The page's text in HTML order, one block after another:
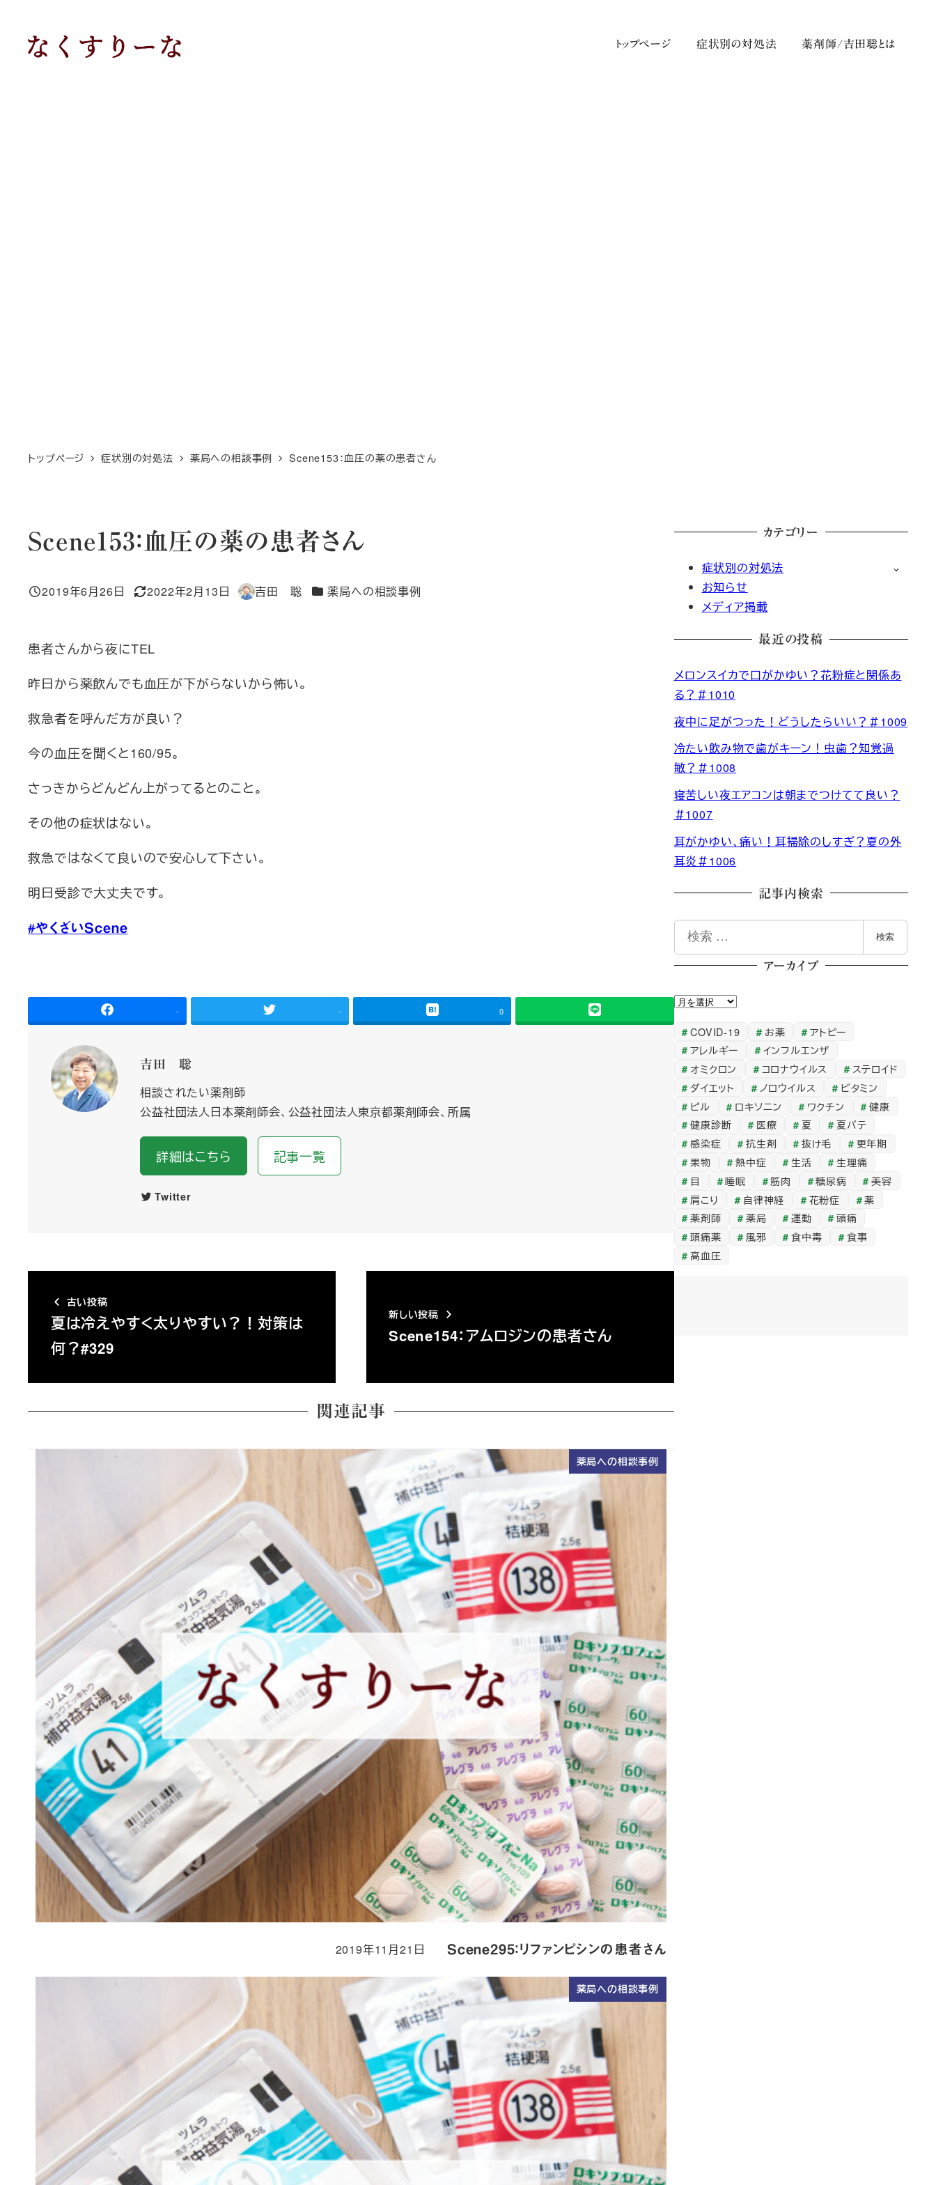
トップページ 症状別の対処法 薬剤師/吉田聡とは
トップページ 症状別の対処法 薬局への相談事例 Scene153：血圧の薬の患者さん
Scene153：血圧の薬の患者さん
投稿日
2019年6月26日
更新日
2022年2月13日
著
吉田 聡 カテゴリー
薬局への相談事例
患者さんから夜にTEL
昨日から薬飲んでも血圧が下がらないから怖い。
救急者を呼んだ方が良い？
今の血圧を聞くと160/95。
さっきからどんどん上がってるとのこと。
その他の症状はない。
救急ではなくて良いので安心して下さい。
明日受診で大丈夫です。
#やくざいScene
- - 0
吉田 聡
相談されたい薬剤師
公益社団法人日本薬剤師会、公益社団法人東京都薬剤師会、所属
詳細はこちら 記事一覧
Twitter
古い投稿
夏は冷えやすく太りやすい？！対策は
何？#329
新しい投稿
Scene154：アムロジンの患者さん
関連記事
薬局への相談事例
Scene295：リファンピシンの患者さん
投稿日
2019年11月21日
薬局への相談事例
カテゴリー
症状別の対処法
お知らせ
メディア掲載
最近の投稿
メロンスイカで口がかゆい？花粉症と関係あ
る？＃1010
夜中に足がつった！どうしたらいい？＃1009
冷たい飲み物で歯がキーン！虫歯？知覚過
敏？＃1008
寝苦しい夜エアコンは朝までつけてて良い？
＃1007
耳がかゆい、痛い！耳掃除のしすぎ？夏の外
耳炎＃1006
記事内検索
検
検索
アーカイブ
ア
ー
カ
イ
ブ
COVID-19 お薬
アトピー
アレルギー
インフルエンザ
オミクロン
コロナウイルス
ステロイド
ダイエット
ノロウイルス
ビタミン
ピル
ロキソニン ワクチン
健康
健康診断
医療 夏
夏バテ
感染症
抗生剤 抜け毛
更年期
果物
熱中症 生活
生理痛
目
睡眠 筋肉 糖尿病
美容
肩こり
自律神経 花粉症
薬
薬剤師
薬局 運動
頭痛
頭痛薬
風邪 食中毒
食事
高血圧